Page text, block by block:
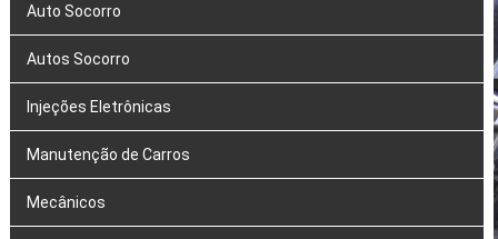
Auto Socorro
Autos Socorro
Injeções Eletrônicas
Manutenção de Carros
Mecânicos